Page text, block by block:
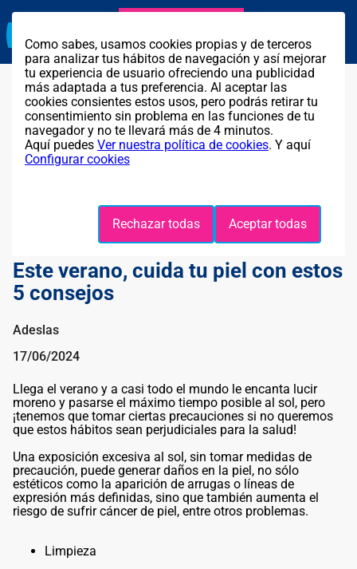
911 314 259
Este verano, cuida tu piel con estos
5 consejos
Adeslas
17/06/2024
Llega el verano y a casi todo el mundo le encanta lucir
moreno y pasarse el máximo tiempo posible al sol, pero
¡tenemos que tomar ciertas precauciones si no queremos
que estos hábitos sean perjudiciales para la salud!
Una exposición excesiva al sol, sin tomar medidas de
precaución, puede generar daños en la piel, no sólo
estéticos como la aparición de arrugas o líneas de
expresión más definidas, sino que también aumenta el
riesgo de sufrir cáncer de piel, entre otros problemas.
Limpieza
Como sabes, usamos cookies propias y de terceros
para analizar tus hábitos de navegación y así mejorar
tu experiencia de usuario ofreciendo una publicidad
más adaptada a tus preferencia. Al aceptar las
cookies consientes estos usos, pero podrás retirar tu
consentimiento sin problema en las funciones de tu
navegador y no te llevará más de 4 minutos.
Aquí puedes Ver nuestra política de cookies. Y aquí
Configurar cookies
Rechazar todas Aceptar todas